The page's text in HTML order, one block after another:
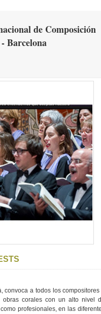
de Composición
Barcelona
convoca a todos los compositores
corales con un alto nivel
profesionales, en las